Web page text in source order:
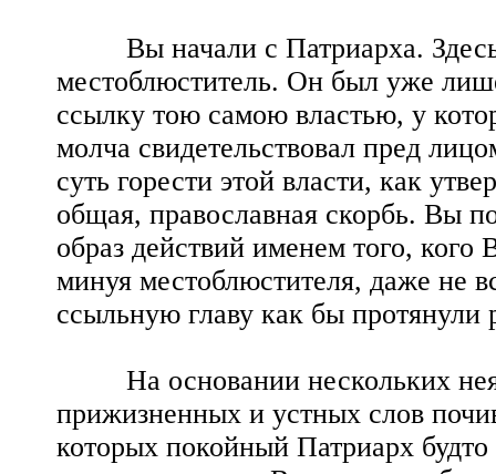
Вы начали с Патриарха. Здесь,
местоблюститель. Он был уже
ссылку тою самою властью, у
молча свидетельствовал пред
суть горести этой власти, как
общая, православная скорбь. Вы
образ действий именем того,
минуя местоблюстителя, даже не
ссыльную главу как бы протянули
На основании нескольких
прижизненных и устных слов
которых покойный Патриарх